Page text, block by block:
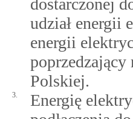
dostarczonej
udział energii
energii
Polskiej.
3.
Energię